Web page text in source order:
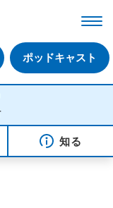
ポッドキャスト
知る